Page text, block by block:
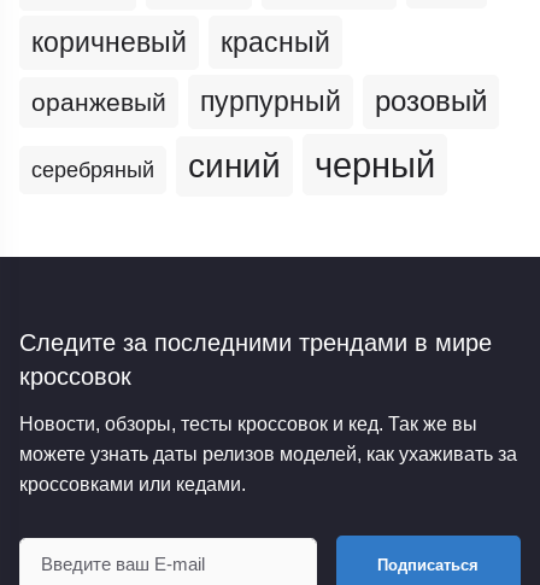
коричневый красный
оранжевый пурпурный розовый
серебряный синий черный
Следите за последними трендами в мире
кроссовок
Новости, обзоры, тесты кроссовок и кед. Так же вы
можете узнать даты релизов моделей, как ухаживать за
кроссовками или кедами.
Подписаться